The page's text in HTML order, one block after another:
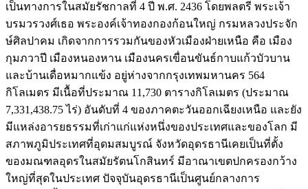
เป็นทางการในสมัยรัชกาลที่ 4 ปี พ.ศ. 2436 โดยพลตรี พระเจ้า
บรมวรวงศ์เธอ พระองค์เจ้าทองกองก้อนใหญ่ กรมหลวงประจัก
ษ์ศิลปาคม เกิดจากการรวมกันของหัวเมืองฝ่ายเหนือ คือ เมือง
กุมภวาปี เมืองหนองหาน เมืองนครเขื่อนขันธ์กาบแก้วบัวบาน
และบ้านเดื่อหมากแข้ง อยู่ห่างจากกรุงเทพมหานคร 564
กิโลเมตร มีเนื้อที่ประมาณ 11,730 ตารางกิโลเมตร (ประมาณ
7,331,438.75 ไร่) อันดับที่ 4 ของภาคตะวันออกเฉียงเหนือ และยัง
มีแหล่งอารยธรรมที่เก่าแก่แห่งหนึ่งของประเทศและของโลก มี
สภาพภูมิประเทศที่อุดมสมบูรณ์ จังหวัดอุดรธานีเคยเป็นที่ตั้ง
ของมณฑลอุดรในสมัยรัตนโกสินทร์ มีอาณาเขตปกครองกว้าง
ใหญ่ที่สุดในประเทศ ปัจจุบันอุดรธานีเป็นศูนย์กลางการ